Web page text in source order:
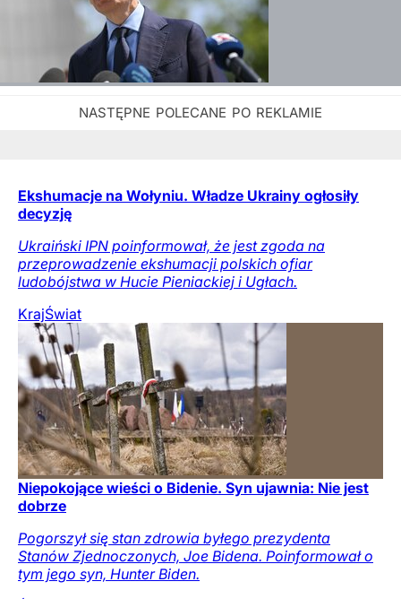
Ekshumacje na Wołyniu. Władze Ukrainy ogłosiły
decyzję
Ukraiński IPN poinformował, że jest zgoda na
przeprowadzenie ekshumacji polskich ofiar
ludobójstwa w Hucie Pieniackiej i Ugłach.
KrajŚwiat
Niepokojące wieści o Bidenie. Syn ujawnia: Nie jest
dobrze
Pogorszył się stan zdrowia byłego prezydenta
Stanów Zjednoczonych, Joe Bidena. Poinformował o
tym jego syn, Hunter Biden.